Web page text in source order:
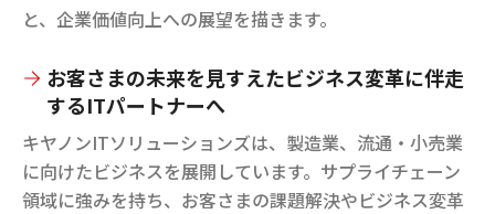
と、企業価値向上への展望を描きます。
お客さまの未来を見すえたビジネス変革に伴走
するITパートナーへ
キヤノンITソリューションズは、製造業、流通・小売業
に向けたビジネスを展開しています。サプライチェーン
領域に強みを持ち、お客さまの課題解決やビジネス変革